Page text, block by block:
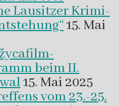
Lausitzer Krimi-
15. Mai
beim II.
15. Mai 2025
vom 23.-25.